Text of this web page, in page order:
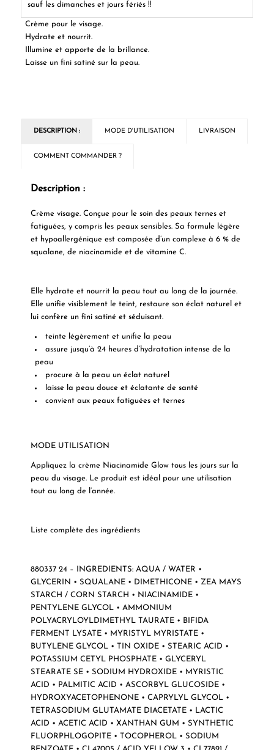
Crème pour le visage.
Hydrate et nourrit.
Illumine et apporte de la brillance.
Laisse un fini satiné sur la peau.
sauf les dimanches et jours fériés !!
DESCRIPTION : MODE D'UTILISATION LIVRAISON
COMMENT COMMANDER ?
Description :
Crème visage. Conçue pour le soin des peaux ternes et
fatiguées, y compris les peaux sensibles. Sa formule légère
et hypoallergénique est composée d’un complexe à 6 % de
squalane, de niacinamide et de vitamine C.
Elle hydrate et nourrit la peau tout au long de la journée.
Elle unifie visiblement le teint, restaure son éclat naturel et
lui confère un fini satiné et séduisant.
teinte légèrement et unifie la peau
assure jusqu’à 24 heures d’hydratation intense de la
peau
procure à la peau un éclat naturel
laisse la peau douce et éclatante de santé
convient aux peaux fatiguées et ternes
MODE UTILISATION
Appliquez la crème Niacinamide Glow tous les jours sur la
peau du visage. Le produit est idéal pour une utilisation
tout au long de l’année.
Liste complète des ingrédients
880337 24 – INGREDIENTS: AQUA / WATER •
GLYCERIN • SQUALANE • DIMETHICONE • ZEA MAYS
STARCH / CORN STARCH • NIACINAMIDE •
PENTYLENE GLYCOL • AMMONIUM
POLYACRYLOYLDIMETHYL TAURATE • BIFIDA
FERMENT LYSATE • MYRISTYL MYRISTATE •
BUTYLENE GLYCOL • TIN OXIDE • STEARIC ACID •
POTASSIUM CETYL PHOSPHATE • GLYCERYL
STEARATE SE • SODIUM HYDROXIDE • MYRISTIC
ACID • PALMITIC ACID • ASCORBYL GLUCOSIDE •
HYDROXYACETOPHENONE • CAPRYLYL GLYCOL •
TETRASODIUM GLUTAMATE DIACETATE • LACTIC
ACID • ACETIC ACID • XANTHAN GUM • SYNTHETIC
FLUORPHLOGOPITE • TOCOPHEROL • SODIUM